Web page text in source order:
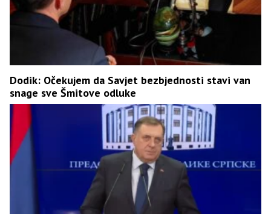
Dodik: Očekujem da Savjet bezbjednosti stavi van
snage sve Šmitove odluke